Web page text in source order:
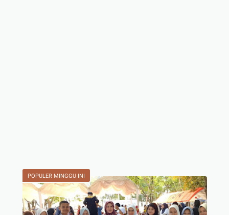
POPULER MINGGU INI